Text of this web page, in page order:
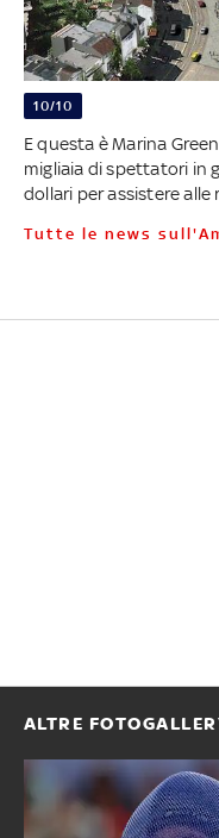
10/10
E questa è Marina
migliaia di spettatori in
dollari per assistere
Tutte le news
ALTRE